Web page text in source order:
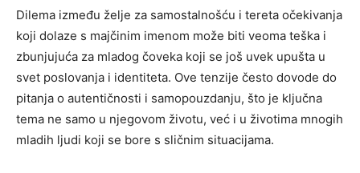
Dilema između želje za samostalnošću i tereta očekivanja
koji dolaze s majčinim imenom može biti veoma teška i
zbunjujuća za mladog čoveka koji se još uvek upušta u
svet poslovanja i identiteta. Ove tenzije često dovode do
pitanja o autentičnosti i samopouzdanju, što je ključna
tema ne samo u njegovom životu, već i u životima mnogih
mladih ljudi koji se bore s sličnim situacijama.